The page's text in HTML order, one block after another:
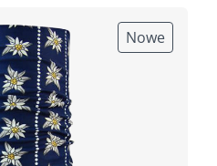
Nowe